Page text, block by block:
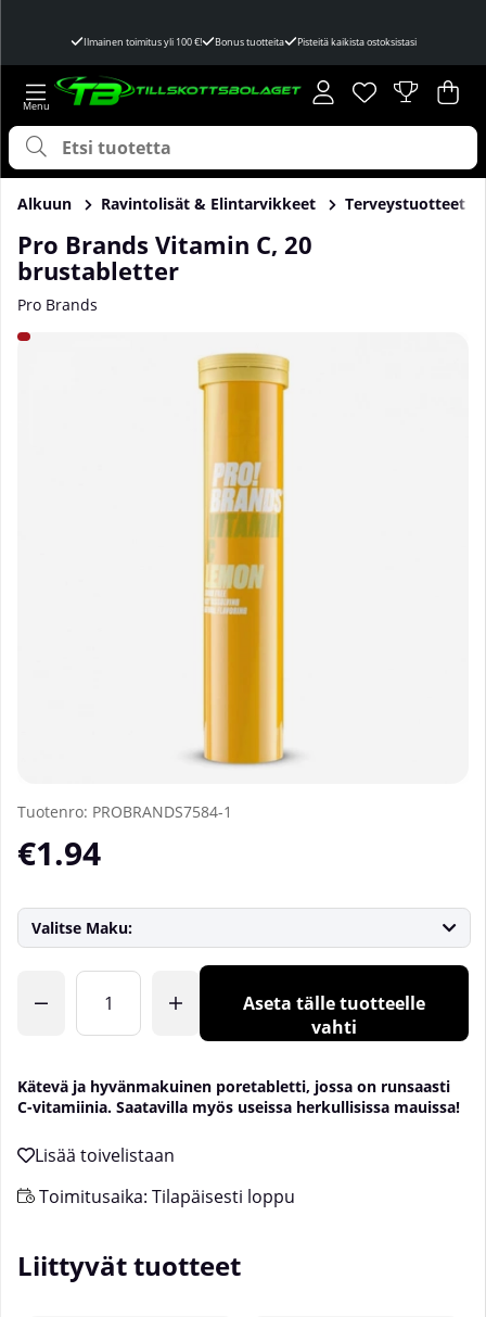
Ilmainen toimitus yli 100 €! Bonus tuotteita Pisteitä kaikista ostoksistasi
Toivelista
Lukumäärä
. .
Alkuun Ravintolisät & Elintarvikkeet Terveystuotteet
Pro Brands Vitamin C, 20
brustabletter
Pro Brands
Tuotekuvat Pro Brands Vitamin C, 20 brustabletter
Tuotenro: PROBRANDS7584-1
€1.94
Valitse Maku:
Aseta tälle tuotteelle
vahti
Kätevä ja hyvänmakuinen poretabletti, jossa on runsaasti
C-vitamiinia. Saatavilla myös useissa herkullisissa mauissa!
Toimitusaika: Tilapäisesti loppu
Liittyvät tuotteet